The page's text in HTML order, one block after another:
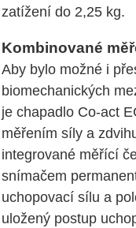
zatížení do 2,25 kg.
Kombinované
Aby bylo možné i
biomechanických
je chapadlo Co-act
měřením síly a
integrované měřící
snímačem
uchopovací sílu a
uložený postup